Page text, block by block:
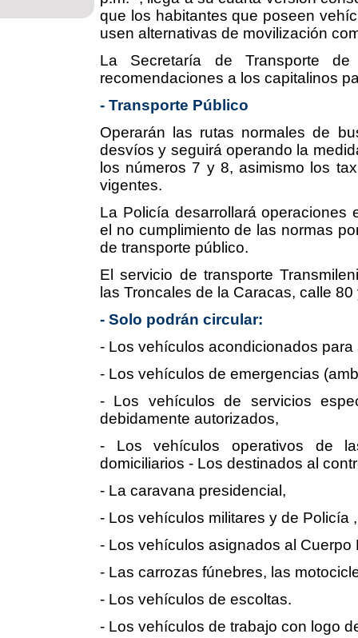
que los habitantes que poseen
usen alternativas de movilización
La Secretaría de Transporte
recomendaciones a los capitalinos
- Transporte Público
Operarán las rutas normales de
desvíos y seguirá operando la
los números 7 y 8, asimismo los
vigentes.
La Policía desarrollará operaciones
el no cumplimiento de las normas
de transporte público.
El servicio de transporte
las Troncales de la Caracas, calle
- Solo podrán circular:
- Los vehículos acondicionados
- Los vehículos de emergencias
- Los vehículos de servicios
debidamente autorizados,
- Los vehículos operativos de
domiciliarios - Los destinados al
- La caravana presidencial,
- Los vehículos militares y de Policía ,
- Los vehículos asignados al Cuerpo
- Las carrozas fúnebres, las
- Los vehículos de escoltas.
- Los vehículos de trabajo con logo